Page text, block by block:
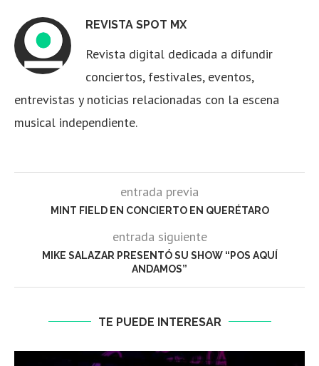
REVISTA SPOT MX
Revista digital dedicada a difundir
conciertos, festivales, eventos,
entrevistas y noticias relacionadas con la escena
musical independiente.
entrada previa
MINT FIELD EN CONCIERTO EN QUERÉTARO
entrada siguiente
MIKE SALAZAR PRESENTÓ SU SHOW “POS AQUÍ
ANDAMOS”
TE PUEDE INTERESAR